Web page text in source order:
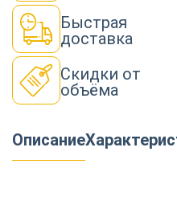
Быстрая
доставка
Скидки от
объёма
Описание